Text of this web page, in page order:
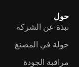
حول
نبذة عن الشركة
جولة في المصنع
مراقبة الجودة